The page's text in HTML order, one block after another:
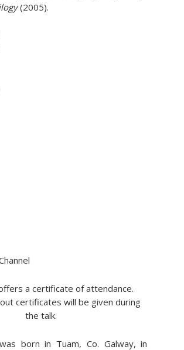
(2005).
a certificate of attendance.
certificates will be given during
the talk.
was born in Tuam, Co. Galway, in